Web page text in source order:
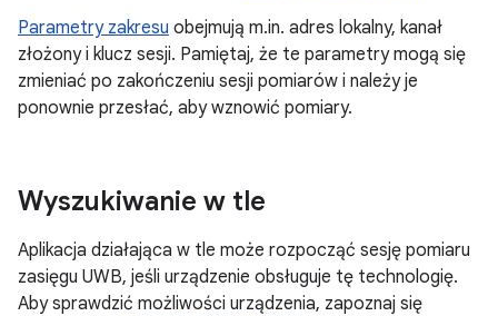
Parametry zakresu obejmują m.in. adres lokalny, kanał
złożony i klucz sesji. Pamiętaj, że te parametry mogą się
zmieniać po zakończeniu sesji pomiarów i należy je
ponownie przesłać, aby wznowić pomiary.
Wyszukiwanie w tle
Aplikacja działająca w tle może rozpocząć sesję pomiaru
zasięgu UWB, jeśli urządzenie obsługuje tę technologię.
Aby sprawdzić możliwości urządzenia, zapoznaj się